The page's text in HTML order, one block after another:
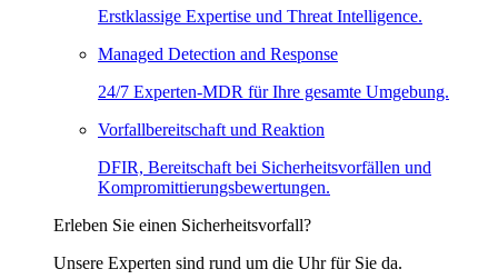
Erstklassige Expertise und Threat Intelligence.
Managed Detection and Response
24/7 Experten-MDR für Ihre gesamte Umgebung.
Vorfallbereitschaft und Reaktion
DFIR, Bereitschaft bei Sicherheitsvorfällen und
Kompromittierungsbewertungen.
Erleben Sie einen Sicherheitsvorfall?
Unsere Experten sind rund um die Uhr für Sie da.